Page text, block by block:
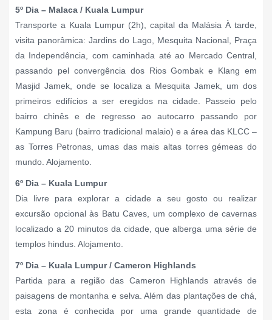
5º Dia – Malaca / Kuala Lumpur
Transporte a Kuala Lumpur (2h), capital da Malásia À tarde,
visita panorâmica: Jardins do Lago, Mesquita Nacional, Praça
da Independência, com caminhada até ao Mercado Central,
passando pel convergência dos Rios Gombak e Klang em
Masjid Jamek, onde se localiza a Mesquita Jamek, um dos
primeiros edifícios a ser eregidos na cidade. Passeio pelo
bairro chinês e de regresso ao autocarro passando por
Kampung Baru (bairro tradicional malaio) e a área das KLCC –
as Torres Petronas, umas das mais altas torres gémeas do
mundo. Alojamento.
6º Dia – Kuala Lumpur
Dia livre para explorar a cidade a seu gosto ou realizar
excursão opcional às Batu Caves, um complexo de cavernas
localizado a 20 minutos da cidade, que alberga uma série de
templos hindus. Alojamento.
7º Dia – Kuala Lumpur / Cameron Highlands
Partida para a região das Cameron Highlands através de
paisagens de montanha e selva. Além das plantações de chá,
esta zona é conhecida por uma grande quantidade de